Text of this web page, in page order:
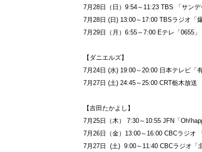
7月28日（日）9:54～11:23 TBS 「サンデ
7月28日 (日) 13:00～17:00 TBSラジオ「
7月29日（月）6:55～7:00 Eテレ「0655」
【ダニエルズ】
7月24日 (水) 19:00～20:00 日本テレビ「
7月27日 (土) 24:45～25:00 CRT栃木放送
【吉田たかよし】
7月25日（木） 7:30～10:55 JFN「
7月26日（金）13:00～16:00 CBCラジオ
7月27日 (土) 9:00～11:40 CBCラジオ「